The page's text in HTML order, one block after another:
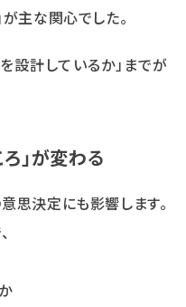
が主な関心でした。
設計しているか」までが
」が変わる
思決定にも影響します。